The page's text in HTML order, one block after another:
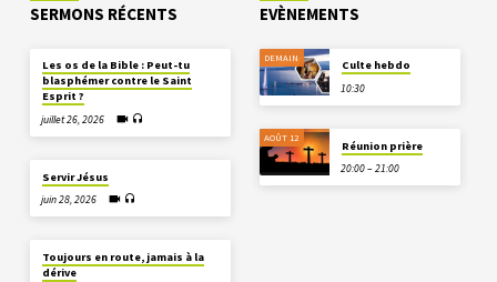
SERMONS RÉCENTS
Les os de la Bible : Peut-tu
blasphémer contre le Saint
Esprit ?
juillet 26, 2026
Servir Jésus
juin 28, 2026
Toujours en route, jamais à la
dérive
EVÈNEMENTS
DEMAIN
Culte hebdo
10:30
AOÛT 12
Réunion prière
20:00 – 21:00